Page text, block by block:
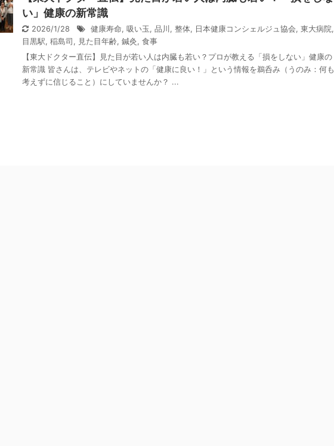
い」健康の新常識
2026/1/28 健康寿命, 吸い玉, 品川 , 整体, 日本健康コンシェルジュ協会, 東大病院,
目黒駅, 稲島司 , 見た目年齢, 鍼灸, 食事
【東大ドクター直伝】見た目が若い人は内臓も若い？プロが教える「損をしない」健康の
新常識 皆さんは、テレビやネットの「健康に良い！」という情報を鵜呑み（うのみ：何も
考えずに信じること）にしていませんか？ ...